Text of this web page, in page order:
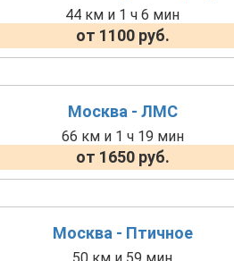
44 км и 1 ч 6 мин
от 1100 руб.
Москва - ЛМС
66 км и 1 ч 19 мин
от 1650 руб.
Москва - Птичное